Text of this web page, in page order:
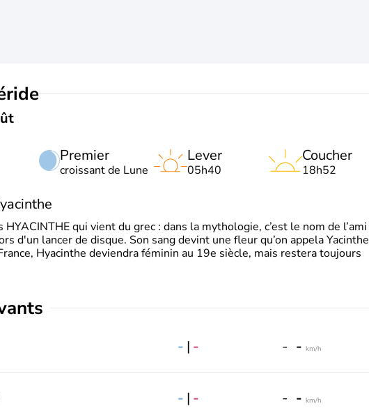
Premier
croissant de Lune
Lever
05h40
Coucher
18h52
qui vient du grec : dans la mythologie, c’est le nom de l’ami
d'un lancer de disque. Son sang devint une fleur qu’on appela Yacinthe
Hyacinthe deviendra féminin au 19e siècle, mais restera toujours
- | - - - km/h
- | - - - km/h